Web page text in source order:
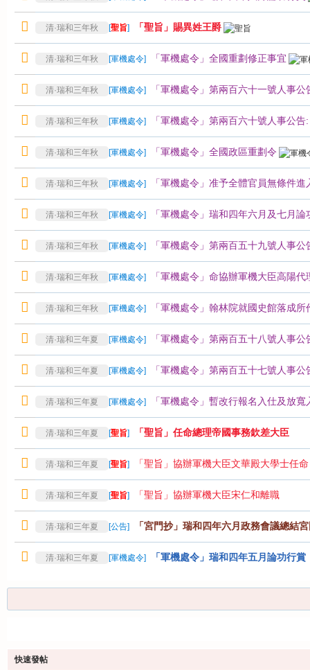
清·瑞和三年秋 [聖旨] 「聖旨」賜異姓王爵
清·瑞和三年秋 [軍機處令] 「軍機處令」全國重劃修正事宜
清·瑞和三年秋 [軍機處令] 「軍機處令」第兩百六十一號人事
清·瑞和三年秋 [軍機處令] 「軍機處令」第兩百六十號人事公
清·瑞和三年秋 [軍機處令] 「軍機處令」全國政區重劃令
清·瑞和三年秋 [軍機處令] 「軍機處令」准予全體官員無條件
清·瑞和三年秋 [軍機處令] 「軍機處令」瑞和四年六月及七月論
清·瑞和三年秋 [軍機處令] 「軍機處令」第兩百五十九號人事
清·瑞和三年秋 [軍機處令] 「軍機處令」命協辦軍機大臣高陽代
清·瑞和三年秋 [軍機處令] 「軍機處令」翰林院就國史館落成所
清·瑞和三年夏 [軍機處令] 「軍機處令」第兩百五十八號人事
清·瑞和三年夏 [軍機處令] 「軍機處令」第兩百五十七號人事
清·瑞和三年夏 [軍機處令] 「軍機處令」暫改行報名入仕及放寬
清·瑞和三年夏 [聖旨] 「聖旨」任命總理帝國事務欽差大臣
清·瑞和三年夏 [聖旨] 「聖旨」協辦軍機大臣文華殿大學士任命
清·瑞和三年夏 [聖旨] 「聖旨」協辦軍機大臣宋仁和離職
清·瑞和三年夏 [公告] 「宮門抄」瑞和四年六月政務會議總結
清·瑞和三年夏 [軍機處令] 「軍機處令」瑞和四年五月論功行賞
快速發帖